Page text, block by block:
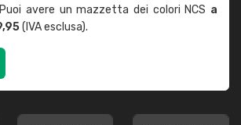
avere un mazzetta dei colori NCS a
(IVA esclusa).